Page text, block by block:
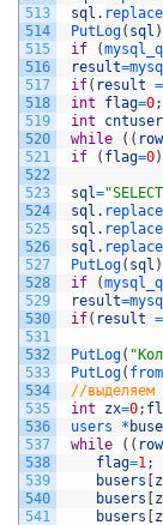
513
514
515
516
517
518
519
520
521
522
523
524
525
526
527
528
529
530
531
532
533
534
535
536
537
538
539
540
541
sql . replace
PutLog( sql )
if
(
result=
if( result
int
flag=0;
int
while
( ( row
if
( flag=0)
sql=
sql . replace
sql . replace
sql . replace
PutLog( sql )
if
(
result=
if( result
PutLog(
PutLog(
//выделяем
int
zx=0;
users *
while
( ( row
flag=1;
busers
busers
busers